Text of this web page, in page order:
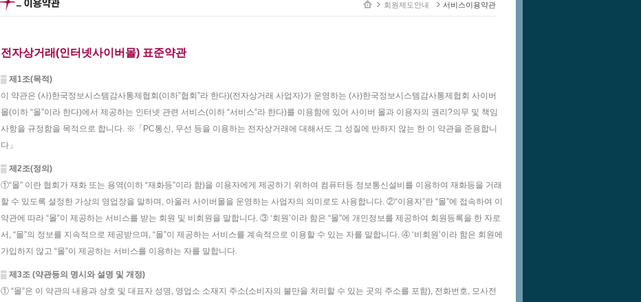
회원제도안내 서비스이용약관
전자상거래(인터넷사이버몰) 표준약관
▒ 제1조(목적)
이 약관은 (사)한국정보시스템감사통제협회(이하”협회”라 한다)(전자상거래 사업자)가 운영하는 (사)한국정보시스템감사통제협회 사이버
몰(이하 “몰”이라 한다)에서 제공하는 인터넷 관련 서비스(이하 “서비스”라 한다)를 이용함에 있어 사이버 몰과 이용자의 권리?의무 및 책임
사항을 규정함을 목적으로 합니다. ※「PC통신, 무선 등을 이용하는 전자상거래에 대해서도 그 성질에 반하지 않는 한 이 약관을 준용합니
다」
▒ 제2조(정의)
①“몰” 이란 협회가 재화 또는 용역(이하 “재화등”이라 함)을 이용자에게 제공하기 위하여 컴퓨터등 정보통신설비를 이용하여 재화등을 거래
할 수 있도록 설정한 가상의 영업장을 말하며, 아울러 사이버몰을 운영하는 사업자의 의미로도 사용합니다. ②“이용자”란 “몰”에 접속하여 이
약관에 따라 “몰”이 제공하는 서비스를 받는 회원 및 비회원을 말합니다. ③ ‘회원’이라 함은 “몰”에 개인정보를 제공하여 회원등록을 한 자로
서, “몰”의 정보를 지속적으로 제공받으며, “몰”이 제공하는 서비스를 계속적으로 이용할 수 있는 자를 말합니다. ④ ‘비회원’이라 함은 회원에
가입하지 않고 “몰”이 제공하는 서비스를 이용하는 자를 말합니다.
▒ 제3조 (약관등의 명시와 설명 및 개정)
① “몰”은 이 약관의 내용과 상호 및 대표자 성명, 영업소 소재지 주소(소비자의 불만을 처리할 수 있는 곳의 주소를 포함), 전화번호, 모사전